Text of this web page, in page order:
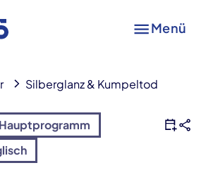
Menü
Silberglanz & Kumpeltod
Hauptprogramm